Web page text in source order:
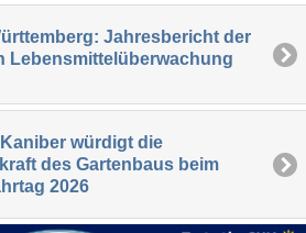
Jahresbericht der
Lebensmittelüberwachung
würdigt die
des Gartenbaus beim
2026